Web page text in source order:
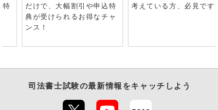
特
だけで、大幅割引や申込特
典が受けられるお得なチャ
ンス！
考えている方、必見です
司法書士試験の最新情報をキャッチしよう